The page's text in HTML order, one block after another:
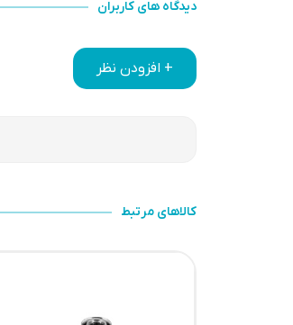
دیدگاه های کاربران
+ افزودن نظر
کالاهای مرتبط